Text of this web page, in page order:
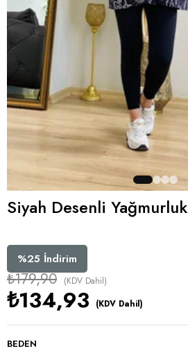
Siyah Desenli Yağmurluk
%25 İndirim
₺179,90 (KDV Dahil)
₺134,93 (KDV Dahil)
BEDEN